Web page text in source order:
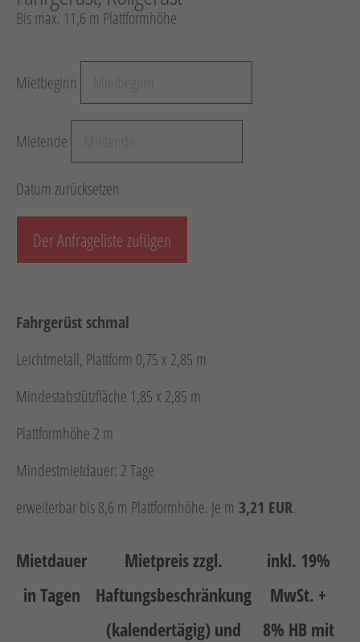
Hebetechnik
Messtechnik
Sonstiges
Verkauf
Gebrauchtmaschinen
Neuheiten
Unternehmen
Schulungen
Bis max. 11,6 m Plattformhöhe
Mietbeginn
Mietende
Datum zurücksetzen
Der Anfrageliste zufügen
Fahrgerüst schmal
Leichtmetall, Plattform 0,75 x 2,85 m
Mindestabstützfläche 1,85 x 2,85 m
Plattformhöhe 2 m
Mindestmietdauer: 2 Tage
erweiterbar bis 8,6 m Plattformhöhe. Je m 3,21 EUR.
Mietdauer
in Tagen
Mietpreis zzgl.
Haftungsbeschränkung
(kalendertägig) und
inkl. 19%
MwSt. +
8% HB mit